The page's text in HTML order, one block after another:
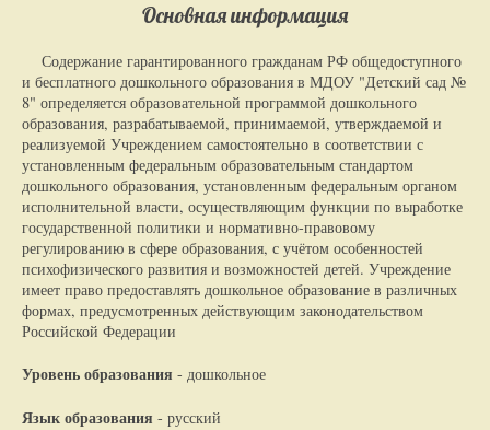
Основная информация
Содержание гарантированного гражданам РФ общедоступного
и бесплатного дошкольного образования в МДОУ "Детский сад №
8" определяется образовательной программой дошкольного
образования, разрабатываемой, принимаемой, утверждаемой и
реализуемой Учреждением самостоятельно в соответствии с
установленным федеральным образовательным стандартом
дошкольного образования, установленным федеральным органом
исполнительной власти, осуществляющим функции по выработке
государственной политики и нормативно-правовому
регулированию в сфере образования, с учётом особенностей
психофизического развития и возможностей детей. Учреждение
имеет право предоставлять дошкольное образование в различных
формах, предусмотренных действующим законодательством
Российской Федерации
Уровень образования - дошкольное
Язык образования - русский